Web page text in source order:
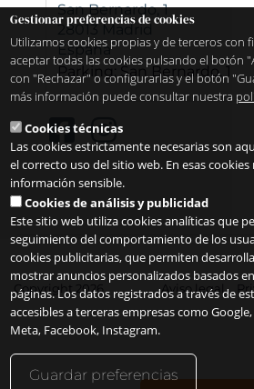
San Bernardo, 1
28013
España
Parking: San Bernardo, 1
Copyright 2026 Aviso legal
Gestionar preferencias de cookies
Utilizamos cookies propias y de terceros con
aceptar todas las cookies pulsando el botón
con "Rechazar" o configurarlas y el botón
más información puede consultar nuestra
Cookies técnicas
Las cookies estrictamente necesarias son
el correcto uso del sitio web. En esas
información sensible.
Cookies de análisis y publicidad
Este sitio web utiliza cookies analíticas que
seguimiento del comportamiento de los
cookies publicitarias, que permiten
mostrar anuncios personalizados basados
páginas. Los datos registrados a través de
accesibles a terceras empresas como
Meta, Facebook, Instagram.
Guardar preferencias